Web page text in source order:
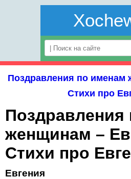
Поздравления по именам
Стихи про
женщинам –
Стихи про
Евгения